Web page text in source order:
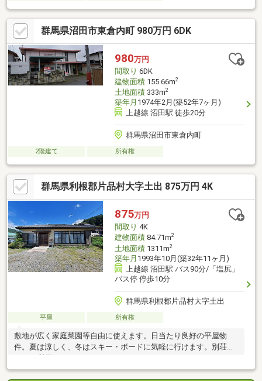
群馬県沼田市東倉内町 980万円 6DK
980万円
間取り 6DK
建物面積155.66m2
土地面積333m2
築年月 1974年2月(築52年7ヶ月)
上越線 沼田駅 徒歩20分
群馬県沼田市東倉内町
2階建て 所有権
群馬県利根郡片品村大字土出 875万円 4K
875万円
間取り 4K
建物面積84.71m2
土地面積1311m2
築年月 1993年10月(築32年11ヶ月)
上越線 沼田駅 バス90分/「塩尻」
バス停 停歩10分
群馬県利根郡片品村大字土出
平屋 所有権
敷地が広く家庭菜園等自由に使えます。日当たり良好の平屋物
件。夏は涼しく、冬はスキー・ボードに気軽に行けます。別荘と